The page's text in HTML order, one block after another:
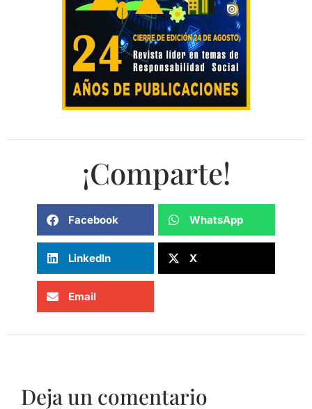
¡Comparte!
Facebook WhatsApp
LinkedIn X
Email
Deja un comentario